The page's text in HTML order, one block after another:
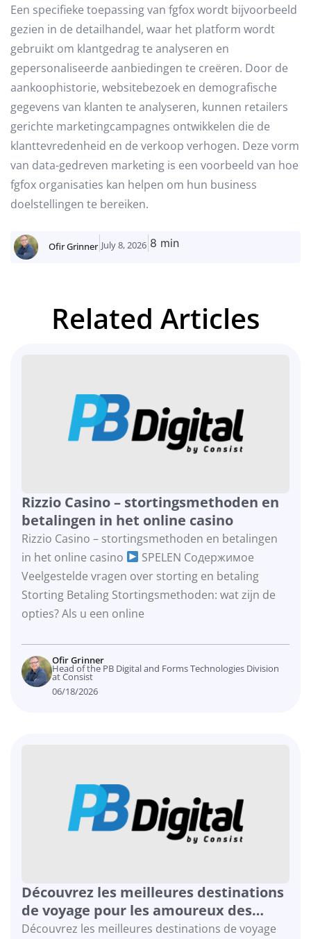
Een specifieke toepassing van fgfox wordt bijvoorbeeld
gezien in de detailhandel, waar het platform wordt
gebruikt om klantgedrag te analyseren en
gepersonaliseerde aanbiedingen te creëren. Door de
aankoophistorie, websitebezoek en demografische
gegevens van klanten te analyseren, kunnen retailers
gerichte marketingcampagnes ontwikkelen die de
klanttevredenheid en de verkoop verhogen. Deze vorm
van data-gedreven marketing is een voorbeeld van hoe
fgfox organisaties kan helpen om hun business
doelstellingen te bereiken.
Ofir Grinner July 8, 2026 8 min
Related Articles
Rizzio Casino – stortingsmethoden en
betalingen in het online casino
Rizzio Casino – stortingsmethoden en betalingen
in het online casino
SPELEN Содержимое
Veelgestelde vragen over storting en betaling
Storting Betaling Stortingsmethoden: wat zijn de
opties? Als u een online
Ofir Grinner
Head of the PB Digital and Forms Technologies Division
at Consist
06/18/2026
Découvrez les meilleures destinations
de voyage pour les amoureux des
casinos avec Brand
Découvrez les meilleures destinations de voyage